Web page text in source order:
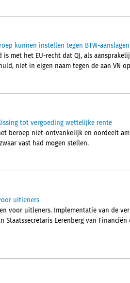
kunnen instellen tegen BTW-aanslagen
met het EU-recht dat QJ, als
niet in eigen naam tegen de aan VN
tot vergoeding wettelijke rente
beroep niet-ontvankelijk en oordeelt
vast had mogen stellen.
uitleners
voor uitleners. Implementatie van de
Staatssecretaris Eerenberg van